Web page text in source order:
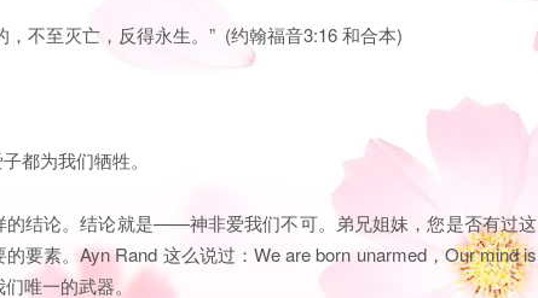
不至灭亡，反得永生。” (约翰福音3:16 和合本)
都为我们牺牲。
的结论。结论就是——神非爱我们不可。弟兄姐妹，您是否有过这
要素。Ayn Rand 这么说过：We are born unarmed，Our mind is
唯一的武器。